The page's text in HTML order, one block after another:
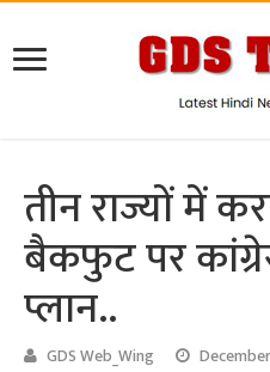
तीन राज्यों में
बैकफुट पर
प्लान..
GDS Web_Wing